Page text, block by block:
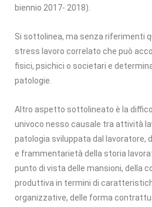
biennio 2017- 2018).
Si sottolinea, ma senza riferimenti
stress lavoro correlato che può
fisici, psichici o societari e
patologie.
Altro aspetto sottolineato è la
univoco nesso causale tra attività
patologia sviluppata dal lavoratore,
e frammentarietà della storia
punto di vista delle mansioni, della
produttiva in termini di
organizzative, delle forma